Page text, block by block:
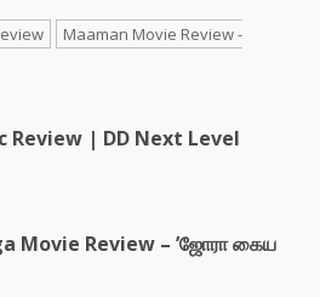
Maaman Movie Review -
Review | DD Next Level
Movie Review – ’ஜோரா கைய